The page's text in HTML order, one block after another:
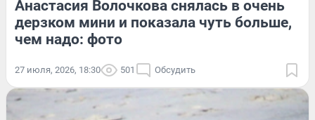
Анастасия Волочкова снялась в очень
дерзком мини и показала чуть больше,
чем надо: фото
27 июля, 2026, 18:30 501 Обсудить